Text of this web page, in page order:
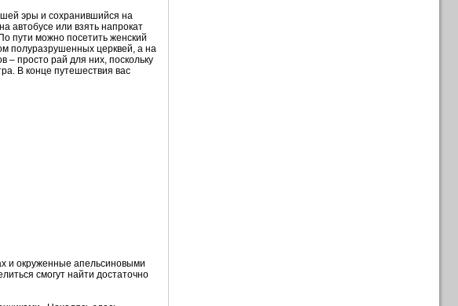
эры и сохранившийся на
автобусе или взять напрокат
пути можно посетить женский
полуразрушенных церквей, а на
– просто рай для них, поскольку
В конце путешествия вас
и окруженные апельсиновыми
смогут найти достаточно